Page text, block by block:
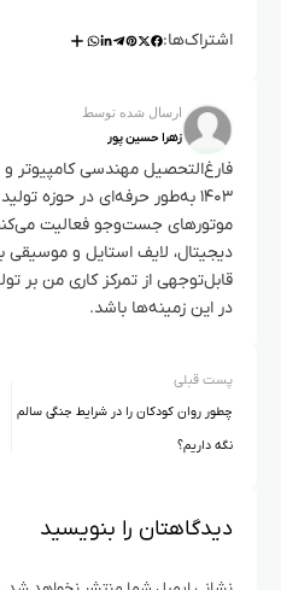
اشتراک‌ها:
ارسال شده توسط
زهرا حسین پور
فارغ‌التحصیل مهندسی
۱۴۰۳ به‌طور حرفه‌ای در حوزه
موتورهای جست‌وجو فعالیت
دیجیتال، لایف استایل و
قابل‌توجهی از تمرکز کاری من بر
در این زمینه‌ها باشد.
پست قبلی
چطور روان کودکان را در شرایط جنگی سالم
نگه داریم؟
دیدگاهتان را بنویسید